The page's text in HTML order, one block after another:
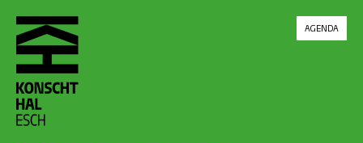
skip_to_content
AGENDA